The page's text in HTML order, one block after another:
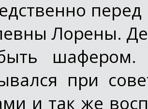
Лорены.
при
и так же